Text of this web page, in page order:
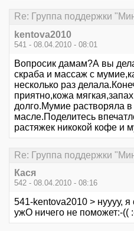
Re: Группа поддержки
kentova2010
541 - 08.04.2010 - 08:01
Вопросик дамам?А вы
скраба и массаж с
несколько раз
приятно,кожа
долго.Мумие растворяла
масле.Поделитесь
растяжек никокой кофе и
Re: Группа поддержки
Кася
542 - 08.04.2010 - 08:16
541-kentova2010 > нуууу,
ужО ничего не поможет:-((